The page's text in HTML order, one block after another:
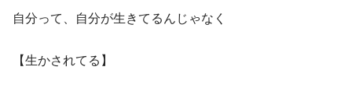
自分って、自分が生きてるんじゃなく
【生かされてる】